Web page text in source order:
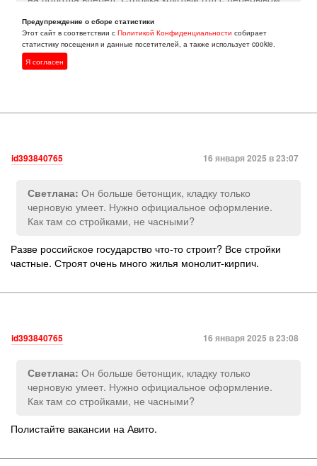
не останавливается и зимой.
Он больше бетонщик, кладку только черновую умеет. Нужно
официальное оформление. Как там со стройками,
id393840765 16 января 2025 в 23:07
Светлана: Он больше бетонщик, кладку только
черновую умеет. Нужно официальное оформление.
Как там со стройками, не часными?
Разве российское государство что-то строит? Все стройки
частные. Строят очень много жилья монолит-кирпич.
id393840765 16 января 2025 в 23:08
Светлана: Он больше бетонщик, кладку только
черновую умеет. Нужно официальное оформление.
Как там со стройками, не часными?
Полистайте вакансии на Авито.
Предупреждение о сборе статистики
Этот сайт в соответствии сПолитикой Конфиденциальности собирает
статистику посещения и данные посетителей, а также использует cookie.
Я согласен